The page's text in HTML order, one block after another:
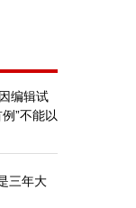
编辑试
”不能以
三年大